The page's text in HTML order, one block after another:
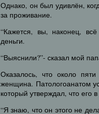
Однако, он был удивлён,
за проживание.
“Кажется, вы, наконец,
деньги.
“Выяснили?”- сказал мой
Оказалось, что около
женщина. Патологоанатом
который утверждал, что его
“Я знаю, что он этого не